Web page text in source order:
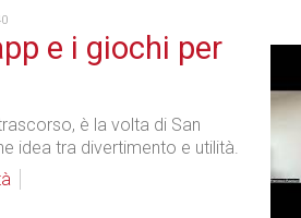
e i giochi per
è la volta di San
idea tra divertimento e utilità.